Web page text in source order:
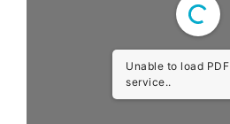
Unable to load PDF
service..